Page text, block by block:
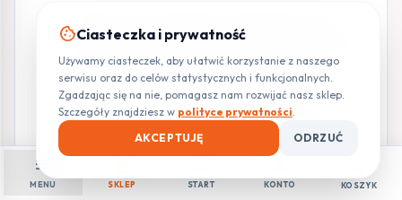
menu
MENU SKLEP START KONTO KOSZYK
dzieje w monitorowanym przez naszą kamerę
IP KENIK KG-5430TAS-ILD (2.8mm)
obiekcie z każdego miejsca na świecie.
Przy połączeniu w chmurzewystarczy
wpisać numer ID naszego egzemplarza
kamery IP KENIK KG-5430TAS-ILD
(2.8mm)i cieszyć się zdalnym dostępem do
cookieCiasteczka i prywatność
Używamy ciasteczek, aby ułatwić korzystanie z naszego
serwisu oraz do celów statystycznych i funkcjonalnych.
Zgadzając się na nie, pomagasz nam rozwijać nasz sklep.
Szczegóły znajdziesz w polityce prywatności.
AKCEPTUJĘ
ODRZUĆ